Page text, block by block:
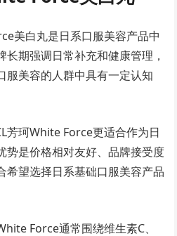
美白丸是日系口服美容产品中
期强调日常补充和健康管理，
服美容的人群中具有一定认知
芳珂White Force更适合作为日
势是价格相对友好、品牌接受度
希望选择日系基础口服美容产品
Force通常围绕维生素C、